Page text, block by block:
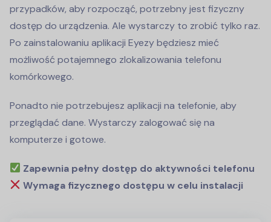
przypadków, aby rozpocząć, potrzebny jest fizyczny
dostęp do urządzenia. Ale wystarczy to zrobić tylko raz.
Po zainstalowaniu aplikacji Eyezy będziesz mieć
możliwość potajemnego zlokalizowania telefonu
komórkowego.
Ponadto nie potrzebujesz aplikacji na telefonie, aby
przeglądać dane. Wystarczy zalogować się na
komputerze i gotowe.
Zapewnia pełny dostęp do aktywności telefonu
Wymaga fizycznego dostępu w celu instalacji